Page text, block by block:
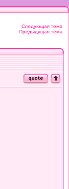
Следующая тема
Предыдущая тема